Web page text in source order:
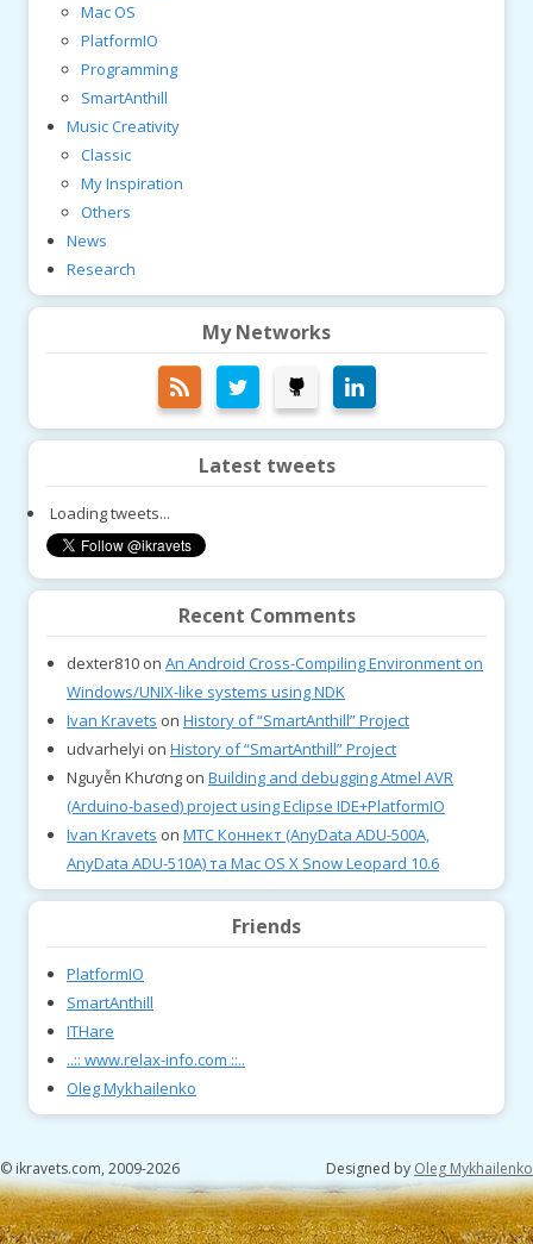
Mac OS
PlatformIO
Programming
SmartAnthill
Music Creativity
Classic
My Inspiration
Others
News
Research
My Networks
Latest tweets
Loading tweets...
Recent Comments
dexter810 on An Android Cross-Compiling Environment on
Windows/UNIX-like systems using NDK
Ivan Kravets on History of “SmartAnthill” Project
udvarhelyi on History of “SmartAnthill” Project
Nguyễn Khương on Building and debugging Atmel AVR
(Arduino-based) project using Eclipse IDE+PlatformIO
Ivan Kravets on МТС Коннект (AnyData ADU-500A,
AnyData ADU-510A) та Mac OS X Snow Leopard 10.6
Friends
PlatformIO
SmartAnthill
ITHare
..:: www.relax-info.com ::..
Oleg Mykhailenko
© ikravets.com, 2009-2026 Designed by Oleg Mykhailenko